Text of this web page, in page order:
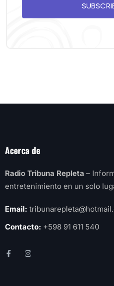
Acerca de
Radio Tribuna Repleta –
entretenimiento en un solo
Email:
Contacto: +598 91 611 540